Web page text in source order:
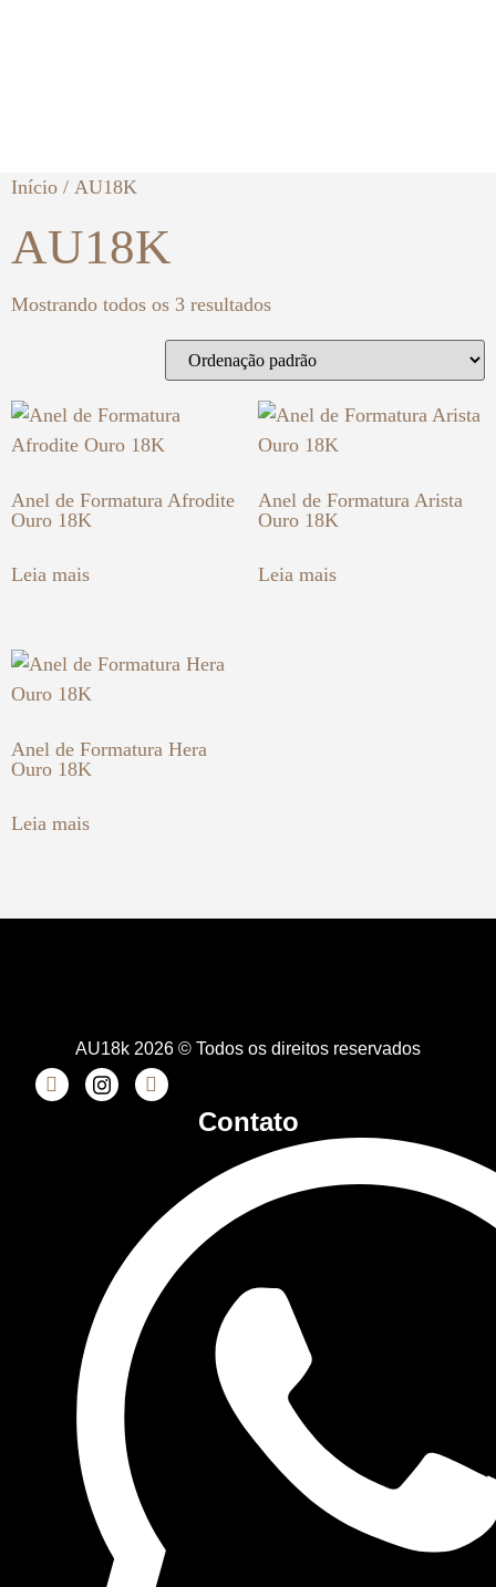
Início / AU18K
AU18K
Mostrando todos os 3 resultados
Anel de Formatura Afrodite
Ouro 18K
Leia mais
Anel de Formatura Arista
Ouro 18K
Leia mais
Anel de Formatura Hera
Ouro 18K
Leia mais
AU18k 2026 © Todos os direitos reservados
Contato